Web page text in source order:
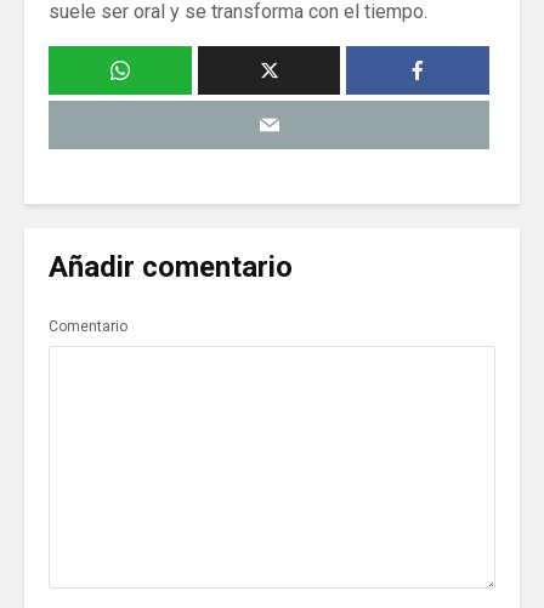
suele ser oral y se transforma con el tiempo.
Añadir comentario
Comentario